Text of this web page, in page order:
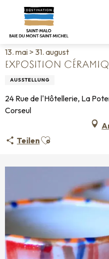
contenu
Startseite
Exposition céramique :
13. mai > 31. august
EXPOSITION
AUSSTELLUNG
24 Rue de l'Hôtellerie, La
Corseul
TeilenAjouter aux favoris